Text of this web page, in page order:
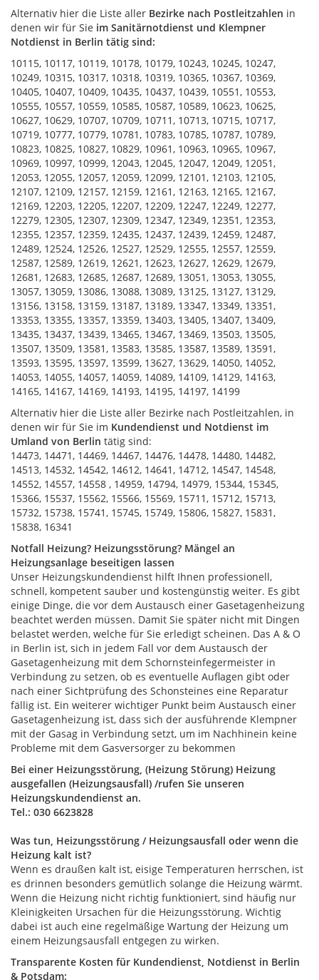
Alternativ hier die Liste aller Bezirke nach Postleitzahlen in
denen wir für Sie im Sanitärnotdienst und Klempner
Notdienst in Berlin tätig sind:
10115, 10117, 10119, 10178, 10179, 10243, 10245, 10247,
10249, 10315, 10317, 10318, 10319, 10365, 10367, 10369,
10405, 10407, 10409, 10435, 10437, 10439, 10551, 10553,
10555, 10557, 10559, 10585, 10587, 10589, 10623, 10625,
10627, 10629, 10707, 10709, 10711, 10713, 10715, 10717,
10719, 10777, 10779, 10781, 10783, 10785, 10787, 10789,
10823, 10825, 10827, 10829, 10961, 10963, 10965, 10967,
10969, 10997, 10999, 12043, 12045, 12047, 12049, 12051,
12053, 12055, 12057, 12059, 12099, 12101, 12103, 12105,
12107, 12109, 12157, 12159, 12161, 12163, 12165, 12167,
12169, 12203, 12205, 12207, 12209, 12247, 12249, 12277,
12279, 12305, 12307, 12309, 12347, 12349, 12351, 12353,
12355, 12357, 12359, 12435, 12437, 12439, 12459, 12487,
12489, 12524, 12526, 12527, 12529, 12555, 12557, 12559,
12587, 12589, 12619, 12621, 12623, 12627, 12629, 12679,
12681, 12683, 12685, 12687, 12689, 13051, 13053, 13055,
13057, 13059, 13086, 13088, 13089, 13125, 13127, 13129,
13156, 13158, 13159, 13187, 13189, 13347, 13349, 13351,
13353, 13355, 13357, 13359, 13403, 13405, 13407, 13409,
13435, 13437, 13439, 13465, 13467, 13469, 13503, 13505,
13507, 13509, 13581, 13583, 13585, 13587, 13589, 13591,
13593, 13595, 13597, 13599, 13627, 13629, 14050, 14052,
14053, 14055, 14057, 14059, 14089, 14109, 14129, 14163,
14165, 14167, 14169, 14193, 14195, 14197, 14199
Alternativ hier die Liste aller Bezirke nach Postleitzahlen, in
denen wir für Sie im Kundendienst und Notdienst im
Umland von Berlin tätig sind:
14473, 14471, 14469, 14467, 14476, 14478, 14480, 14482,
14513, 14532, 14542, 14612, 14641, 14712, 14547, 14548,
14552, 14557, 14558 , 14959, 14794, 14979, 15344, 15345,
15366, 15537, 15562, 15566, 15569, 15711, 15712, 15713,
15732, 15738, 15741, 15745, 15749, 15806, 15827, 15831,
15838, 16341
Notfall Heizung? Heizungsstörung? Mängel an
Heizungsanlage beseitigen lassen
Unser Heizungskundendienst hilft Ihnen professionell,
schnell, kompetent sauber und kostengünstig weiter. Es gibt
einige Dinge, die vor dem Austausch einer Gasetagenheizung
beachtet werden müssen. Damit Sie später nicht mit Dingen
belastet werden, welche für Sie erledigt scheinen. Das A & O
in Berlin ist, sich in jedem Fall vor dem Austausch der
Gasetagenheizung mit dem Schornsteinfegermeister in
Verbindung zu setzen, ob es eventuelle Auflagen gibt oder
nach einer Sichtprüfung des Schonsteines eine Reparatur
fällig ist. Ein weiterer wichtiger Punkt beim Austausch einer
Gasetagenheizung ist, dass sich der ausführende Klempner
mit der Gasag in Verbindung setzt, um im Nachhinein keine
Probleme mit dem Gasversorger zu bekommen
Bei einer Heizungsstörung, (Heizung Störung) Heizung
ausgefallen (Heizungsausfall) /rufen Sie unseren
Heizungskundendienst an.
Tel.: 030 6623828
Was tun, Heizungsstörung / Heizungsausfall oder wenn die
Heizung kalt ist?
Wenn es draußen kalt ist, eisige Temperaturen herrschen, ist
es drinnen besonders gemütlich solange die Heizung wärmt.
Wenn die Heizung nicht richtig funktioniert, sind häufig nur
Kleinigkeiten Ursachen für die Heizungsstörung. Wichtig
dabei ist auch eine regelmäßige Wartung der Heizung um
einem Heizungsausfall entgegen zu wirken.
Transparente Kosten für Kundendienst, Notdienst in Berlin
& Potsdam: